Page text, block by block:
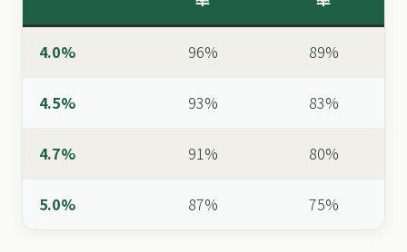
4.0% 96% 89%
4.5% 93% 83%
4.7% 91% 80%
5.0% 87% 75%